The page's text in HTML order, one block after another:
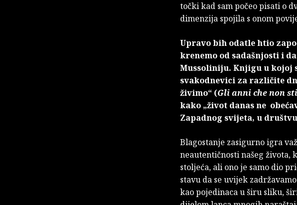
točki kad sam počeo pisati o
dimenzija spojila s onom
Upravo bih odatle htio
krenemo od sadašnjosti i
Mussoliniju. Knjigu u kojoj
svakodnevici za različite
živimo“ (Gli anni che non
kako „život danas ne
Zapadnog svijeta, u
Blagostanje zasigurno igra
neautentičnosti našeg života,
stoljeća, ali ono je samo dio
stavu da se uvijek
kao pojedinaca u širu sliku,